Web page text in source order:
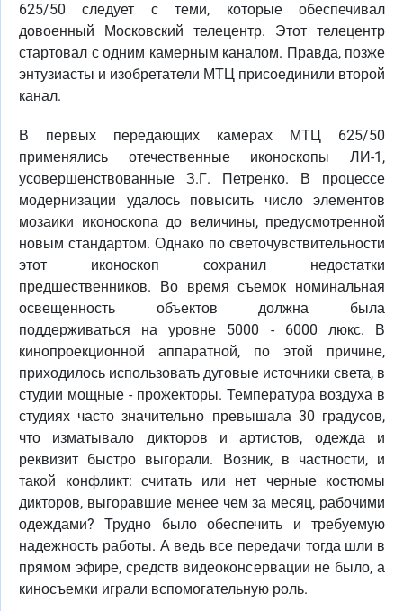
625/50 следует с теми, которые обеспечивал
довоенный Московский телецентр. Этот телецентр
стартовал с одним камерным каналом. Правда, позже
энтузиасты и изобретатели МТЦ присоединили второй
канал.
В первых передающих камерах МТЦ 625/50
применялись отечественные иконоскопы ЛИ-1,
усовершенствованные З.Г. Петренко. В процессе
модернизации удалось повысить число элементов
мозаики иконоскопа до величины, предусмотренной
новым стандартом. Однако по светочувствительности
этот иконоскоп сохранил недостатки
предшественников. Во время съемок номинальная
освещенность объектов должна была
поддерживаться на уровне 5000 - 6000 люкс. В
кинопроекционной аппаратной, по этой причине,
приходилось использовать дуговые источники света, в
студии мощные - прожекторы. Температура воздуха в
студиях часто значительно превышала 30 градусов,
что изматывало дикторов и артистов, одежда и
реквизит быстро выгорали. Возник, в частности, и
такой конфликт: считать или нет черные костюмы
дикторов, выгоравшие менее чем за месяц, рабочими
одеждами? Трудно было обеспечить и требуемую
надежность работы. А ведь все передачи тогда шли в
прямом эфире, средств видеоконсервации не было, а
киносъемки играли вспомогательную роль.